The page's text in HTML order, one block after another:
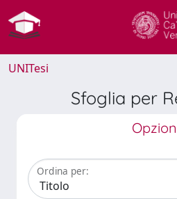
UNITesi
Sfoglia per
Ordina per: